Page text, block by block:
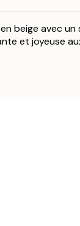
beige avec
et joyeuse